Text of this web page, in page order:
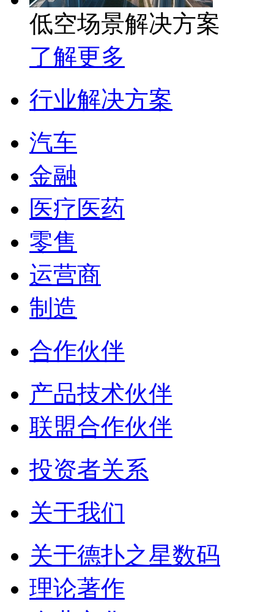
低空场景解决方案
了解更多
行业解决方案
汽车
金融
医疗医药
零售
运营商
制造
合作伙伴
产品技术伙伴
联盟合作伙伴
投资者关系
关于我们
关于德扑之星数码
理论著作